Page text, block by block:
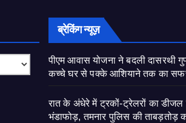
ब्रेकिंग न्यूज़
पीएम आवास योजना ने बदली दासरथी
कच्चे घर से पक्के आशियाने तक का
रात के अंधेरे में ट्रकों-ट्रेलरों का डीजल
भंडाफोड़, तमनार पुलिस की ताबड़तोड़